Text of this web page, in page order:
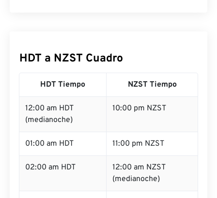
HDT a NZST Cuadro
HDT Tiempo NZST Tiempo
12:00 am HDT
(medianoche)
10:00 pm NZST
01:00 am HDT 11:00 pm NZST
02:00 am HDT
12:00 am NZST
(medianoche)